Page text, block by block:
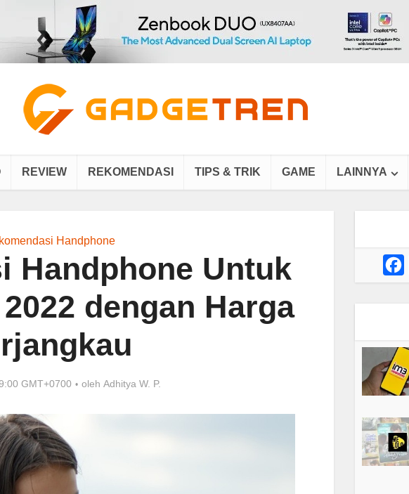
REVIEW REKOMENDASI TIPS & TRIK GAME LAINNYA
Handphone
Handphone Untuk
dengan Harga
GMT+0700 oleh Adhitya W. P.